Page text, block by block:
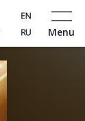
Menu